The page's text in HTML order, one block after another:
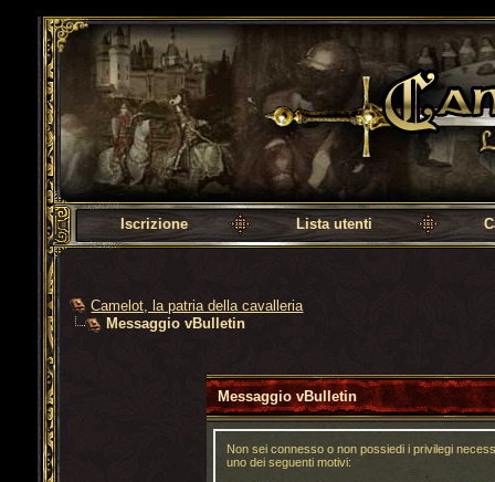
Camelot, la patria della cavalleria
Iscrizione Lista utenti
Camelot, la patria della cavalleria
Messaggio vBulletin
Messaggio vBulletin
Non sei connesso o non possiedi i privilegi
uno dei seguenti motivi: